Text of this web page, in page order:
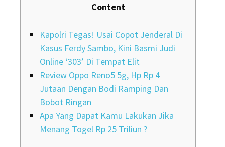
Content
Kapolri Tegas! Usai Copot Jenderal Di
Kasus Ferdy Sambo, Kini Basmi Judi
Online ‘303’ Di Tempat Elit
Review Oppo Reno5 5g, Hp Rp 4
Jutaan Dengan Bodi Ramping Dan
Bobot Ringan
Apa Yang Dapat Kamu Lakukan Jika
Menang Togel Rp 25 Triliun ?